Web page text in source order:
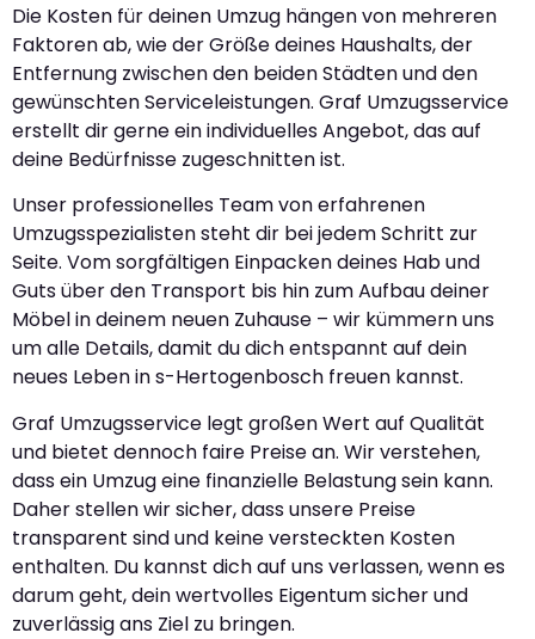
Die Kosten für deinen Umzug hängen von mehreren
Faktoren ab, wie der Größe deines Haushalts, der
Entfernung zwischen den beiden Städten und den
gewünschten Serviceleistungen. Graf Umzugsservice
erstellt dir gerne ein individuelles Angebot, das auf
deine Bedürfnisse zugeschnitten ist.
Unser professionelles Team von erfahrenen
Umzugsspezialisten steht dir bei jedem Schritt zur
Seite. Vom sorgfältigen Einpacken deines Hab und
Guts über den Transport bis hin zum Aufbau deiner
Möbel in deinem neuen Zuhause – wir kümmern uns
um alle Details, damit du dich entspannt auf dein
neues Leben in s-Hertogenbosch freuen kannst.
Graf Umzugsservice legt großen Wert auf Qualität
und bietet dennoch faire Preise an. Wir verstehen,
dass ein Umzug eine finanzielle Belastung sein kann.
Daher stellen wir sicher, dass unsere Preise
transparent sind und keine versteckten Kosten
enthalten. Du kannst dich auf uns verlassen, wenn es
darum geht, dein wertvolles Eigentum sicher und
zuverlässig ans Ziel zu bringen.